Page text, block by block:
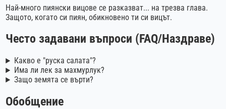
Най-много пиянски вицове се разказват... на трезва глава.
Защото, когато си пиян, обикновено ти си вицът.
Често задавани въпроси (FAQ/Наздраве)
Какво е "руска салата"?
Има ли лек за махмурлук?
Защо земята се върти?
Обобщение